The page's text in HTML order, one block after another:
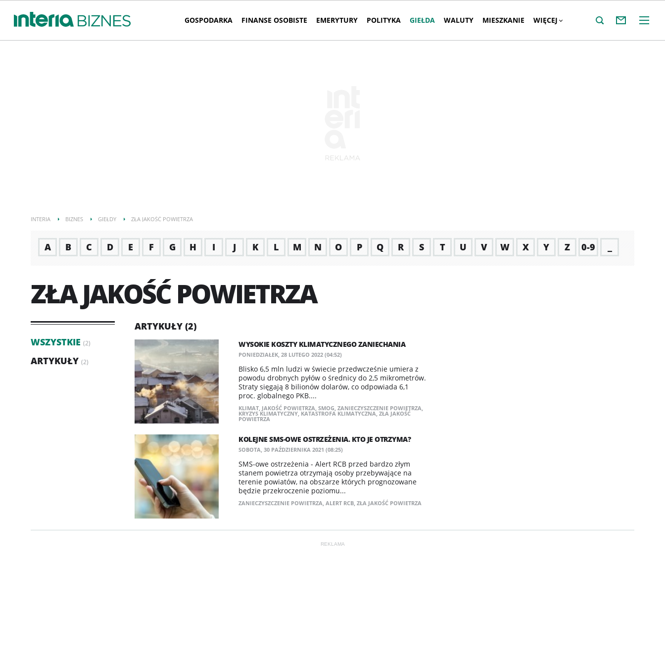
GOSPODARKA FINANSE OSOBISTE EMERYTURY POLITYKA GIEŁDA WALUTY MIESZKANIE WIĘCEJ
INTERIA BIZNES GIEŁDY ZŁA JAKOŚĆ POWIETRZA
A B C D E F G H I J K L M N O P Q R S T U V W X Y Z 0-9
ZŁA JAKOŚĆ POWIETRZA
WSZYSTKIE (2)
ARTYKUŁY (2)
ARTYKUŁY (2)
WYSOKIE KOSZTY KLIMATYCZNEGO ZANIECHANIA
PONIEDZIAŁEK, 28 LUTEGO 2022 (04:52)
Blisko 6,5 mln ludzi w świecie przedwcześnie umiera z
powodu drobnych pyłów o średnicy do 2,5 mikrometrów.
Straty sięgają 8 bilionów dolarów, co odpowiada 6,1
proc. globalnego PKB....
KLIMAT, JAKOŚĆ POWIETRZA, SMOG, ZANIECZYSZCZENIE POWIETRZA,
KRYZYS KLIMATYCZNY, KATASTROFA KLIMATYCZNA, ZŁA JAKOŚĆ
POWIETRZA
KOLEJNE SMS-OWE OSTRZEŻENIA. KTO JE OTRZYMA?
SOBOTA, 30 PAŹDZIERNIKA 2021 (08:25)
SMS-owe ostrzeżenia - Alert RCB przed bardzo złym
stanem powietrza otrzymają osoby przebywające na
terenie powiatów, na obszarze których prognozowane
będzie przekroczenie poziomu...
ZANIECZYSZCZENIE POWIETRZA, ALERT RCB, ZŁA JAKOŚĆ POWIETRZA
REKLAMA